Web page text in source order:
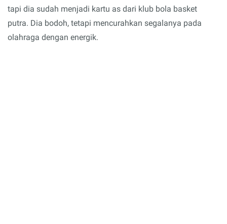
tapi dia sudah menjadi kartu as dari klub bola basket
putra. Dia bodoh, tetapi mencurahkan segalanya pada
olahraga dengan energik.